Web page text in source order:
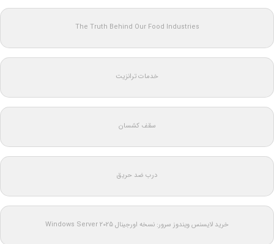
The Truth Behind Our Food Industries
خدمات ترانزیت
سقف کشسان
درب ضد حریق
خرید لایسنس ویندوز سرور: نسخه اورجینال Windows Server 2025